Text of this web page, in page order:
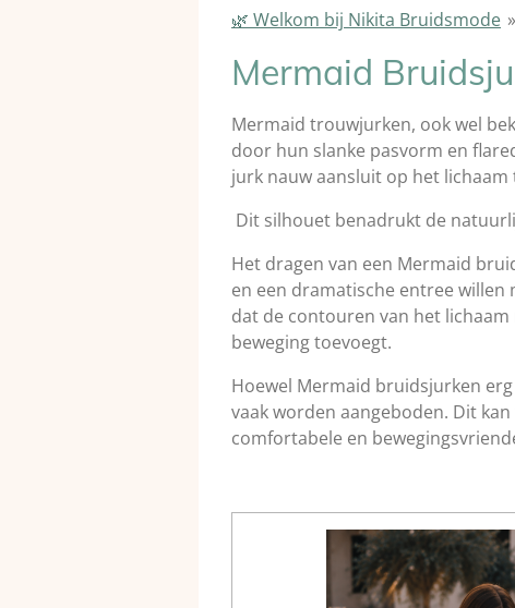
🌿 Welkom bij Nikita Bruidsmode »
Mermaid
Mermaid trouwjurken, ook wel
door hun slanke pasvorm en
jurk nauw aansluit op het
Dit silhouet benadrukt de
Het dragen van een Mermaid
en een dramatische entree
dat de contouren van het
beweging toevoegt.
Hoewel Mermaid bruidsjurken
vaak worden aangeboden. Dit
comfortabele en